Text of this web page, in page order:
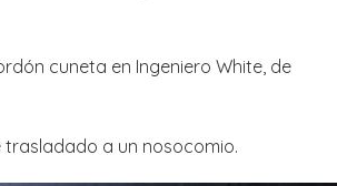
cuneta en Ingeniero White, de
a un nosocomio.